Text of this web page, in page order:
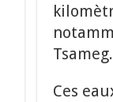
Tsameg.
Ces